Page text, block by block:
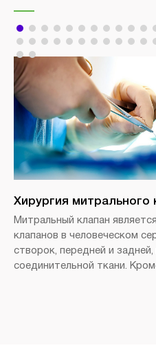
Хирургия митрального
Митральный клапан
клапанов в человеческом
створок, передней и
соединительной ткани.